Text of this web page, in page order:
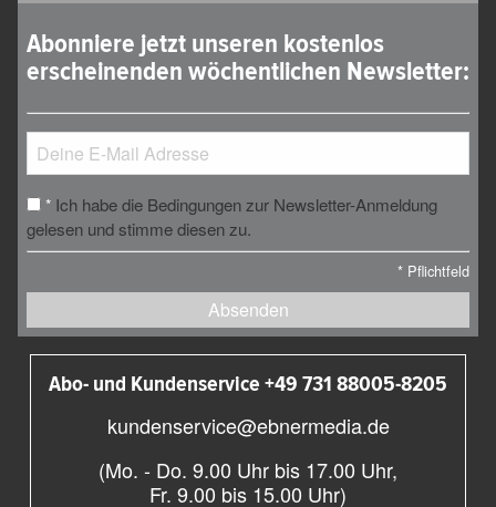
Abonniere jetzt unseren kostenlos
erscheinenden wöchentlichen Newsletter:
* Ich habe die Bedingungen zur Newsletter-Anmeldung
gelesen und stimme diesen zu.
* Pflichtfeld
Absenden
Abo- und Kundenservice +49 731 88005-8205
kundenservice@ebnermedia.de
(Mo. - Do. 9.00 Uhr bis 17.00 Uhr,
Fr. 9.00 bis 15.00 Uhr)